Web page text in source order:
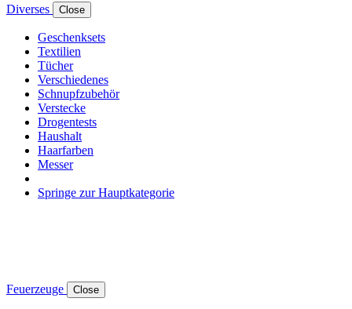
Diverses Close
Geschenksets
Textilien
Tücher
Verschiedenes
Schnupfzubehör
Verstecke
Drogentests
Haushalt
Haarfarben
Messer
Springe zur Hauptkategorie
Feuerzeuge Close